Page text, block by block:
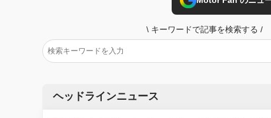
\ キーワードで記事を検索する /
ヘッドラインニュース